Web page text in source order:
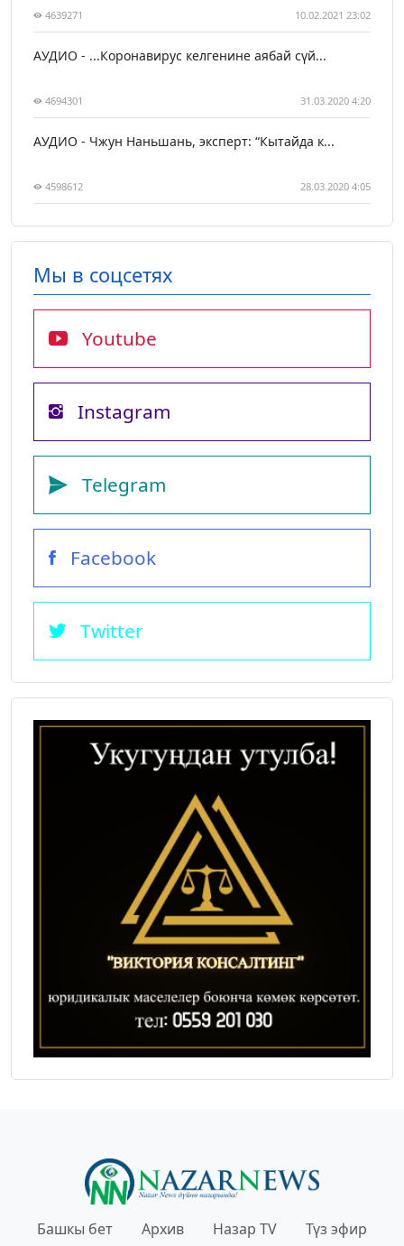
4639271 10.02.2021 23:02
АУДИО - ...Коронавирус келгенине аябай сүй...
4694301 31.03.2020 4:20
АУДИО - Чжун Наньшань, эксперт: “Кытайда к...
4598612 28.03.2020 4:05
Мы в соцсетях
Youtube
Instagram
Telegram
Facebook
Twitter
Башкы бет Архив Назар TV Түз эфир